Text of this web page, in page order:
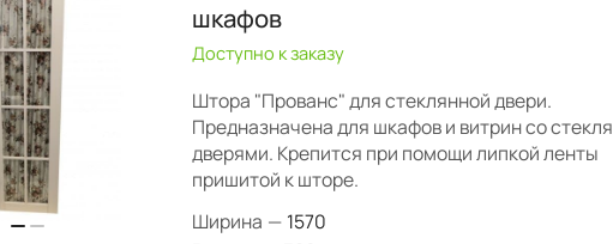
шкафов
Доступно к заказу
Штора "Прованс" для стеклянной двери.
Предназначена для шкафов и витрин со
дверями. Крепится при помощи липкой ленты
пришитой к шторе.
Ширина — 1570